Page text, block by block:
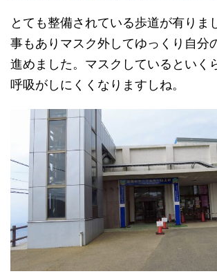
とても整備されている歩道が有りま
事もありマスク外してゆっくり自分
進めました。マスクしているといく
呼吸がしにくくなりますしね。